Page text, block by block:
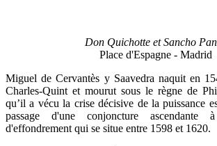
Don Quichotte et Sancho
Place d'Espagne - Madrid
Miguel de Cervantès y Saavedra naquit en
Charles-Quint et mourut sous le règne de
qu’il a vécu la crise décisive de la puissance
passage d'une conjoncture ascendante
d'effondrement qui se situe entre 1598 et 1620.